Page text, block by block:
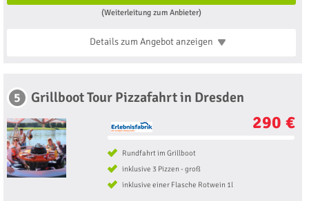
(Weiterleitung zum Anbieter)
Details zum Angebotanzeigen
5 Grillboot Tour Pizzafahrt in Dresden
290 €
Rundfahrt im Grillboot
inklusive 3 Pizzen - groß
inklusive einer Flasche Rotwein 1l